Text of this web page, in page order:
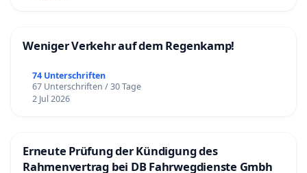
Weniger Verkehr auf dem Regenkamp!
74 Unterschriften
67 Unterschriften / 30 Tage
2 Jul 2026
Erneute Prüfung der Kündigung des
Rahmenvertrag bei DB Fahrwegdienste Gmbh